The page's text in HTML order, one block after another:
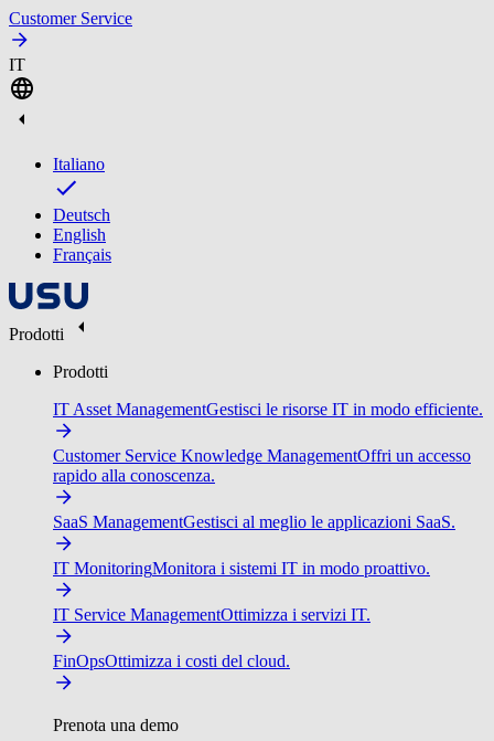
Customer Service
IT
Italiano
Deutsch
English
Français
Prodotti
Prodotti
IT Asset ManagementGestisci le risorse IT in modo efficiente.
Customer Service Knowledge ManagementOffri un accesso
rapido alla conoscenza.
SaaS ManagementGestisci al meglio le applicazioni SaaS.
IT MonitoringMonitora i sistemi IT in modo proattivo.
IT Service ManagementOttimizza i servizi IT.
FinOpsOttimizza i costi del cloud.
Prenota una demo